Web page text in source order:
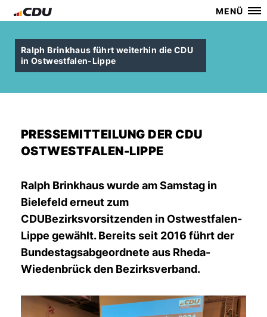
MENÜ
Ralph Brinkhaus führt weiterhin die CDU
in Ostwestfalen-Lippe
PRESSEMITTEILUNG DER CDU
OSTWESTFALEN-LIPPE
Ralph Brinkhaus wurde am Samstag in
Bielefeld erneut zum
CDUBezirksvorsitzenden in Ostwestfalen-
Lippe gewählt. Bereits seit 2016 führt der
Bundestagsabgeordnete aus Rheda-
Wiedenbrück den Bezirksverband.